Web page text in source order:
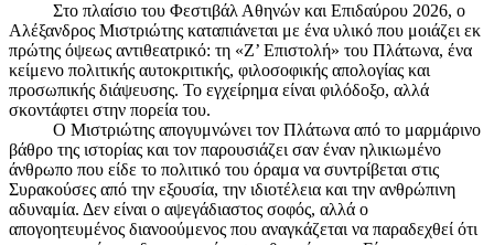
Στο πλαίσιο του Φεστιβάλ Αθηνών και Επιδαύρου 2026, ο
Αλέξανδρος Μιστριώτης καταπιάνεται με ένα υλικό που μοιάζει εκ
πρώτης όψεως αντιθεατρικό: τη «Ζ’ Επιστολή» του Πλάτωνα, ένα
κείμενο πολιτικής αυτοκριτικής, φιλοσοφικής απολογίας και
προσωπικής διάψευσης. Το εγχείρημα είναι φιλόδοξο, αλλά
σκοντάφτει στην πορεία του.
Ο Μιστριώτης απογυμνώνει τον Πλάτωνα από το μαρμάρινο
βάθρο της ιστορίας και τον παρουσιάζει σαν έναν ηλικιωμένο
άνθρωπο που είδε το πολιτικό του όραμα να συντρίβεται στις
Συρακούσες από την εξουσία, την ιδιοτέλεια και την ανθρώπινη
αδυναμία. Δεν είναι ο αψεγάδιαστος σοφός, αλλά ο
απογοητευμένος διανοούμενος που αναγκάζεται να παραδεχθεί ότι